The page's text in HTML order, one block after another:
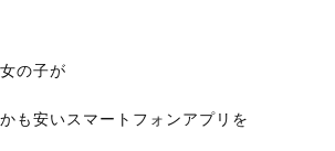
の子が
も安いスマートフォンアプリを